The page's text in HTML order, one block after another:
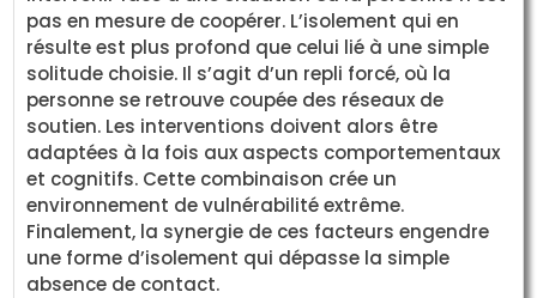
pas en mesure de coopérer. L’isolement qui en
résulte est plus profond que celui lié à une simple
solitude choisie. Il s’agit d’un repli forcé, où la
personne se retrouve coupée des réseaux de
soutien. Les interventions doivent alors être
adaptées à la fois aux aspects comportementaux
et cognitifs. Cette combinaison crée un
environnement de vulnérabilité extrême.
Finalement, la synergie de ces facteurs engendre
une forme d’isolement qui dépasse la simple
absence de contact.